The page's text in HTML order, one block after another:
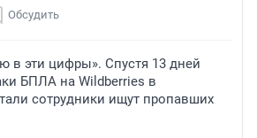
Обсудить
в эти цифры». Спустя 13 дней
БПЛА на Wildberries в
сотрудники ищут пропавших